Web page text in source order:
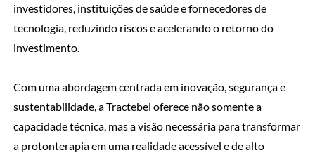
investidores, instituições de saúde e fornecedores de
tecnologia, reduzindo riscos e acelerando o retorno do
investimento.
Com uma abordagem centrada em inovação, segurança e
sustentabilidade, a Tractebel oferece não somente a
capacidade técnica, mas a visão necessária para transformar
a protonterapia em uma realidade acessível e de alto